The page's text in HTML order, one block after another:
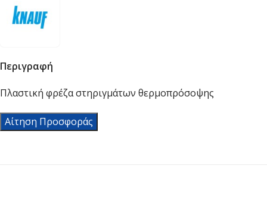
Περιγραφή
Πλαστική φρέζα στηριγμάτων θερμοπρόσοψης
Αίτηση Προσφοράς